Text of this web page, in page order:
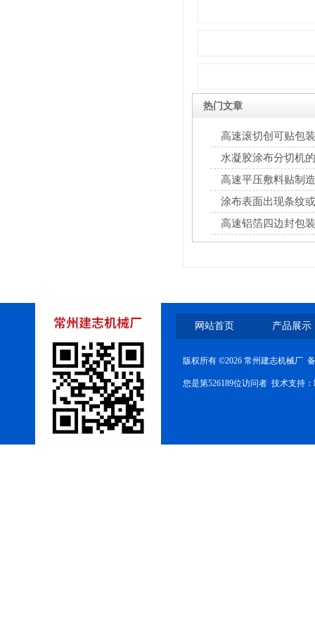
热门文章
高速滚切创可贴包
水凝胶涂布分切机
高速平压敷料贴制
涂布表面出现条纹
解决对策
高速铝箔四边封包
网站首页 产品展示
版权所有 ©2026 常州建志机械厂
您是第526189位访问者 技术支持：